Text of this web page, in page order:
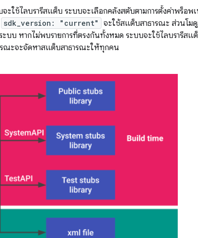
ะใช้ไลบรารีสแต็บ ระบบจะเลือกคลังสตับตามการตั้งค่าพร็อพ
sdk_version: "current" จะใช้สแต็บสาธารณะ ส่วนโม
บบ หากไม่พบรายการที่ตรงกันทั้งหมด ระบบจะใช้ไลบรารีสแ
รณะจะจัดหาสแต็บสาธารณะให้ทุกคน